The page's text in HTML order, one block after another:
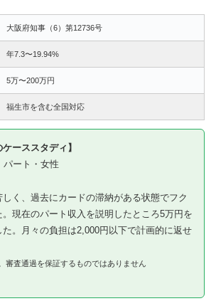
大阪府知事（6）第12736号
年7.3〜19.94%
5万〜200万円
福生市を含む全国対応
ーススタディ】
パート・女性
しく、過去にカードの滞納がある状態でフク
現在のパート収入を説明したところ5万円を
。月々の負担は2,000円以下で計画的に返せ
審査通過を保証するものではありません